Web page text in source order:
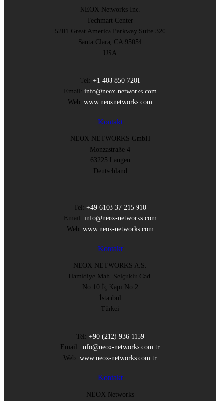
NEOX Networks Inc.
Techmart Center
5201 Great America Parkway Suite 320
Santa Clara, CA 95054
USA
Tel: +1 408 850 7201
Email: info@neox-networks.com
Web: www.neoxnetworks.com
Kontakt
NEOX NETWORKS GmbH
Monzastraße 4
63225 Langen
Deutschland
Tel: +49 6103 37 215 910
Email: info@neox-networks.com
Web: www.neox-networks.com
Kontakt
NEOX NETWORKS A.S.
Hamidiye Mah. Selçuklu Cad.
No:10 İç Kapı No:2
İstanbul
Türkei
Tel: +90 (212) 936 1159
Email: info@neox-networks.com.tr
Web: www.neox-networks.com.tr
Kontakt
NEOX Networks